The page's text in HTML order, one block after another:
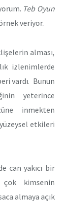
Teb Oyun
veriyor.
alması,
izlenimlerde
vardı. Bunun
yeterince
inmekten
yüzeysel etkileri
can yakıcı bir
kimsenin
almaya açık